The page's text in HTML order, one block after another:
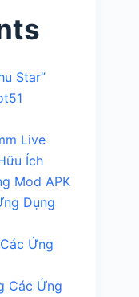
Star”
Live
Ích
Mod APK
Dụng
Ứng
Các Ứng